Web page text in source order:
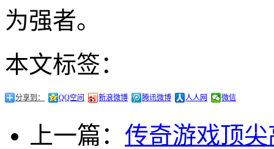
为强者。
本文标签：
分享到： QQ空间 新浪微博 腾讯微博 人人网 微信
上一篇： 传奇游戏顶